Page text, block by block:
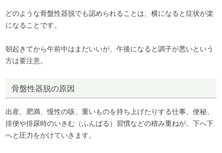
どのような骨盤性器脱でも認められることは、横になると症状が楽
になることです。
朝起きてから午前中はまだいいが、午後になると調子が悪いという
方は要注意。
骨盤性器脱の原因
出産、肥満、慢性の咳、重いものを持ち上げたりする仕事、便秘、
排便や排尿時のいきむ（ふんばる）習慣などの積み重ねが、下へ下
へと圧力をかけていきます。